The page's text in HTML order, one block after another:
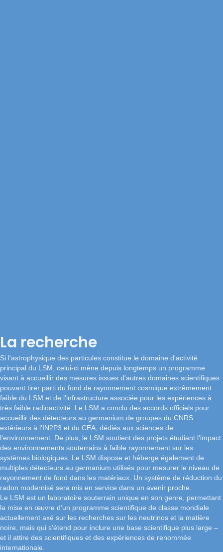
La recherche
Si l'astrophysique des particules constitue le domaine d'activité
principal du LSM, celui-ci mène depuis longtemps un programme
visant à accueillir des mesures issues d'autres domaines scientifiques
pouvant tirer parti du fond de rayonnement cosmique extrêmement
faible du LSM et de l'infrastructure associée pour les expériences à
très faible radioactivité. Le LSM a conclu des accords officiels pour
accueillir des détecteurs au germanium de groupes du CNRS
extérieurs à l'IN2P3 et du CEA, dédiés aux sciences de
l'environnement. De plus, le LSM soutient des projets étudiant l'impact
des environnements souterrains à faible rayonnement sur les
systèmes biologiques. Le LSM dispose et héberge également de
multiples détecteurs au germanium utilisés pour mesurer le niveau de
rayonnement de fond dans les matériaux. Un système de réduction du
radon modernisé sera mis en service dans un avenir proche.
Le LSM est un laboratoire souterrain unique en son genre, permettant
la mise en œuvre d’un programme scientifique de classe mondiale
actuellement axé sur les recherches sur les neutrinos et la matière
noire, mais qui s’étend pour inclure une base scientifique plus large –
et il attire des scientifiques et des expériences de renommée
internationale.